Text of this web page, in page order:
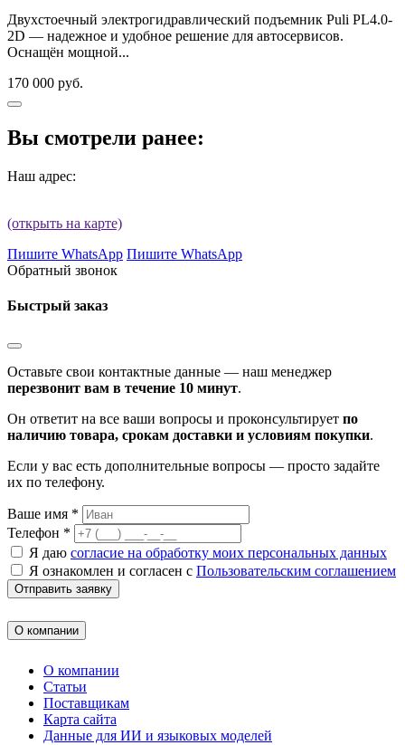
Двухстоечный электрогидравлический подъемник Puli PL4.0-
2D — надежное и удобное решение для автосервисов.
Оснащён мощной...
170 000 руб.
Вы смотрели ранее:
Наш адрес:
(открыть на карте)
Пишите WhatsApp Пишите WhatsApp
Обратный звонок
Быстрый заказ
Оставьте свои контактные данные — наш менеджер
перезвонит вам в течение 10 минут.
Он ответит на все ваши вопросы и проконсультирует по
наличию товара, срокам доставки и условиям покупки.
Если у вас есть дополнительные вопросы — просто задайте
их по телефону.
Ваше имя *
Телефон *
Я даю согласие на обработку моих персональных данных
Я ознакомлен и согласен с Пользовательским соглашением
Отправить заявку
О компании
О компании
Статьи
Поставщикам
Карта сайта
Данные для ИИ и языковых моделей